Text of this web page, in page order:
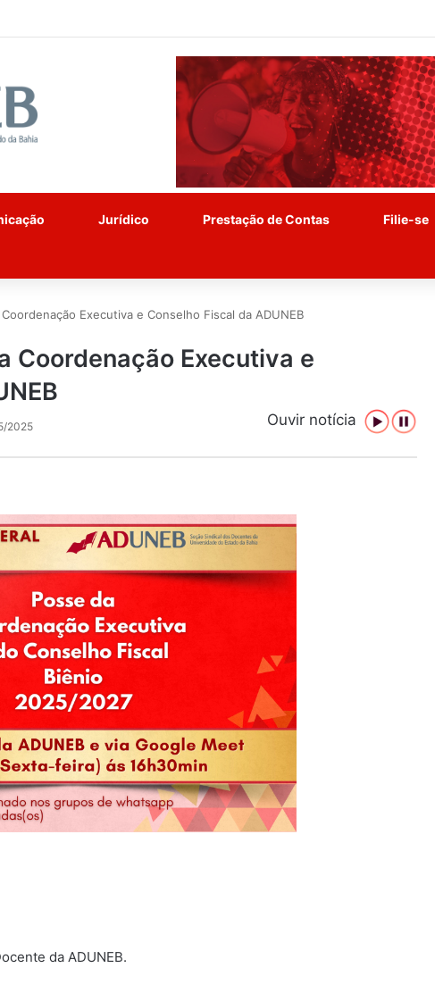
Jurídico Prestação de Contas Filie-se
Executiva e Conselho Fiscal da ADUNEB
Coordenação Executiva e
Ouvir notícia
2025
da ADUNEB.